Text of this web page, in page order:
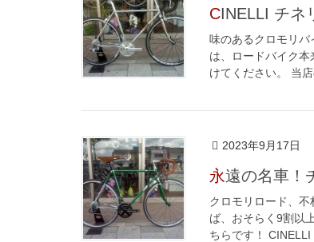
CINELLI チ
味のあるクロモリバ
は、ロードバイク
けてください。 当
2023年9月17日
永遠の名車
クロモリロード、
ば、おそらく9割以
ちらです！